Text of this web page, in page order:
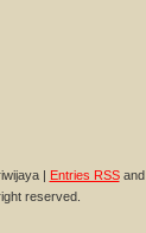
| Entries RSSand
reserved.